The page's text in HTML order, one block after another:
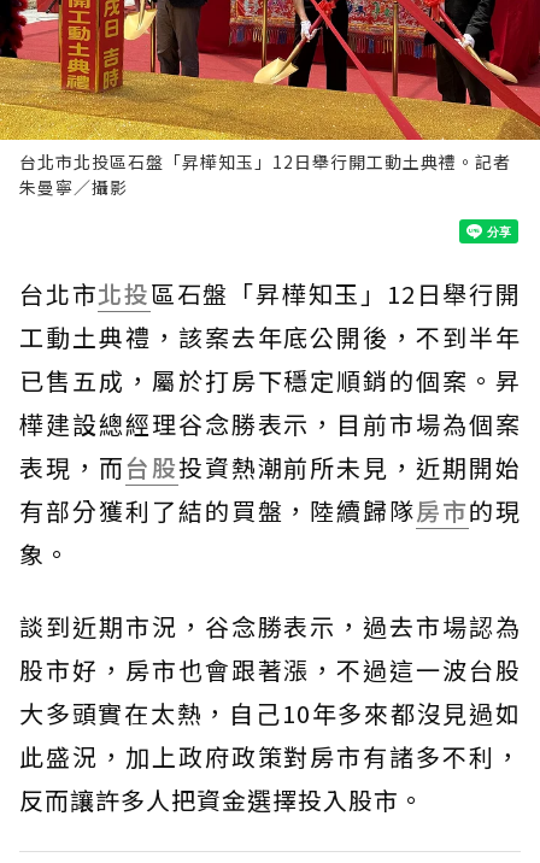
台北市北投區石盤「昇樺知玉」12日舉行開工動土典禮。記者
朱曼寧／攝影
台北市北投區石盤「昇樺知玉」12日舉行開
工動土典禮，該案去年底公開後，不到半年
已售五成，屬於打房下穩定順銷的個案。昇
樺建設總經理谷念勝表示，目前市場為個案
表現，而台股投資熱潮前所未見，近期開始
有部分獲利了結的買盤，陸續歸隊房市的現
象。
談到近期市況，谷念勝表示，過去市場認為
股市好，房市也會跟著漲，不過這一波台股
大多頭實在太熱，自己10年多來都沒見過如
此盛況，加上政府政策對房市有諸多不利，
反而讓許多人把資金選擇投入股市。